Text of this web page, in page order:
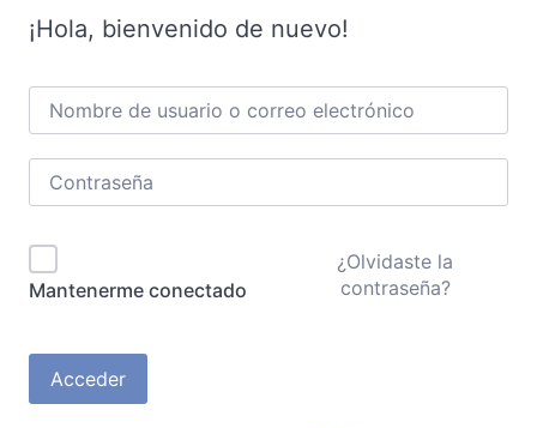
¡Hola, bienvenido de nuevo!
Mantenerme conectado
¿Olvidaste la
contraseña?
Acceder